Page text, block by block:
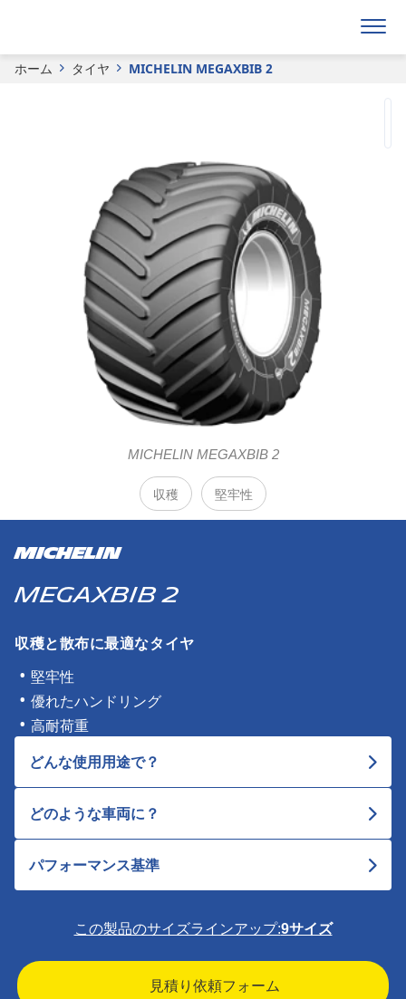
ホーム タイヤ MICHELIN MEGAXBIB 2​
MICHELIN MEGAXBIB 2
収穫 堅牢性
MICHELIN
MEGAXBIB 2​
収穫と散布に最適なタイヤ
堅牢性
優れたハンドリング
高耐荷重
どんな使用用途で？
どのような車両に？
パフォーマンス基準
この製品のサイズラインアップ:9サイズ
見積り依頼フォーム